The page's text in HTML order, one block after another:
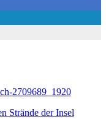
Strände der Insel